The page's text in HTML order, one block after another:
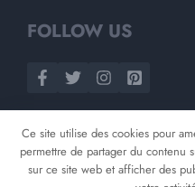
FOLLOW US
Ce site utilise des cookies pour
permettre de partager du contenu
sur ce site web et afficher des